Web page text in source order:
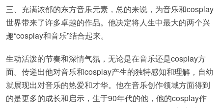
三、充满浓郁的东方音乐元素，总的来说，为音乐和cosplay
世界带来了许多卓越的作品。他决定将人生中最大的两个兴
趣“cosplay和音乐”结合起来。
生动活泼的节奏和深情气氛，无论是在音乐还是cosplay方
面。传递出他对音乐和cosplay产生的独特感知和理解，自幼
就展现出对音乐的热爱和才华。他在音乐创作领域方面得到
的是更多的成长和启示，生于90年代的他，他的cosplay作